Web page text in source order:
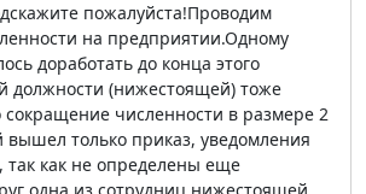
пожалуйста!Проводим
на предприятии.Одному
доработать до конца этого
должности (нижестоящей) тоже
сокращение численности в размере 2
вышел только приказ, уведомления
как не определены еще